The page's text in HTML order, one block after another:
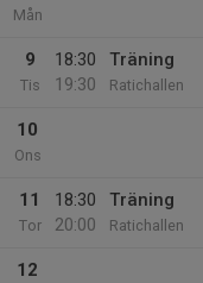
Mån
9
Tis
18:30
19:30
Träning
Ratichallen
10
Ons
11
Tor
18:30
20:00
Träning
Ratichallen
12